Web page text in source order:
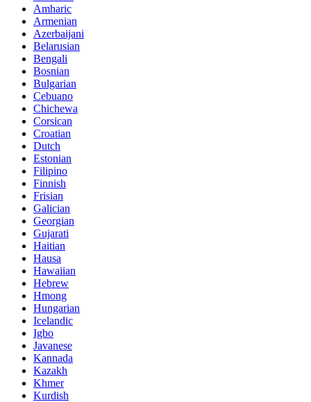
Amharic
Armenian
Azerbaijani
Belarusian
Bengali
Bosnian
Bulgarian
Cebuano
Chichewa
Corsican
Croatian
Dutch
Estonian
Filipino
Finnish
Frisian
Galician
Georgian
Gujarati
Haitian
Hausa
Hawaiian
Hebrew
Hmong
Hungarian
Icelandic
Igbo
Javanese
Kannada
Kazakh
Khmer
Kurdish